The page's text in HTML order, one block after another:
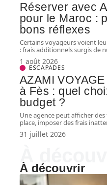
Réserver avec
pour le Maroc :
bons réflexes
Certains voyageurs voient
: frais additionnels surgis de
1 août 2026
ESCAPADES
AZAMI
à Fès : quel
budget ?
Une agence peut afficher
place, imposer des frais
31 juillet 2026
À découvrir